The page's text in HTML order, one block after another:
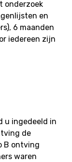
onderzoek
en
6 maanden
iedereen zijn
u ingedeeld in
de
B ontving
waren